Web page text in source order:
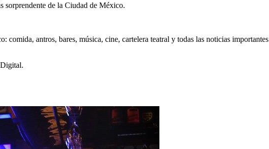
sorprendente de la Ciudad de México.
comida, antros, bares, música, cine, cartelera teatral y todas las noticias importantes